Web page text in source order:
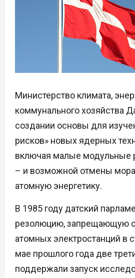
Министерство климата,
коммунального хозяйства
создании основы для
рисков» новых ядерных
включая малые модульные
– и возможной отмены
атомную энергетику.
В 1985 году датский
резолюцию, запрещающую
атомных электростанций в
мае прошлого года две
поддержали запуск